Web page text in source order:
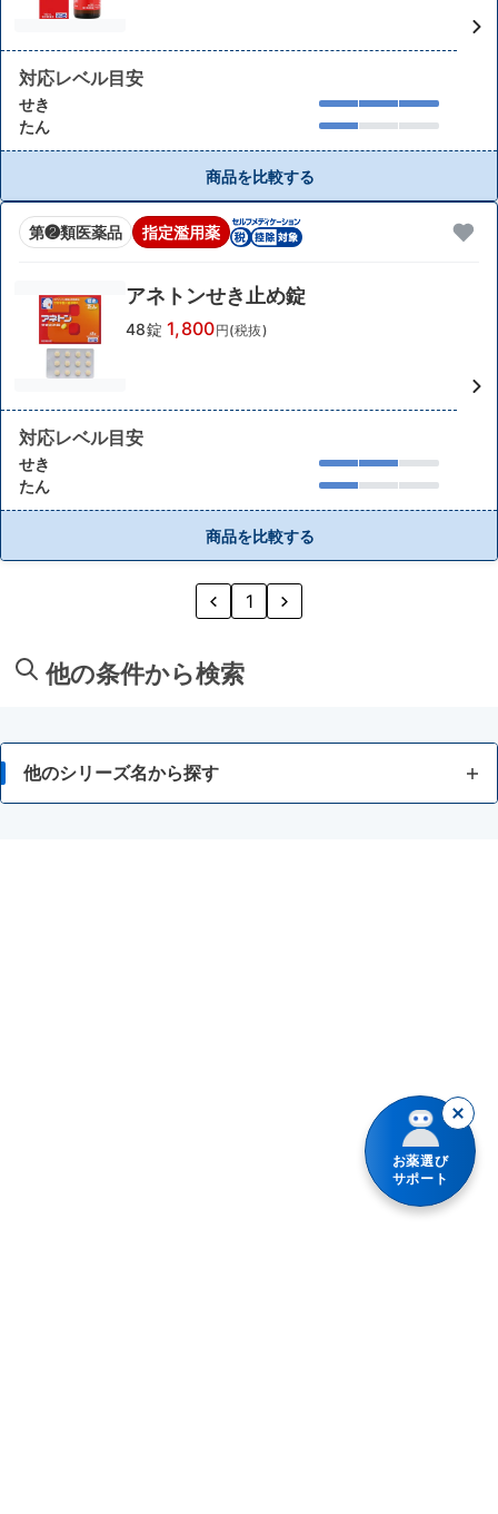
対応レベル目安
せき
たん
商品を比較する
第❷類医薬品 指定濫用薬
アネトンせき止め錠
48錠 1,800円(税抜)
対応レベル目安
せき
たん
商品を比較する
1
他の条件から検索
他のシリーズ名から探す
お薬選び
サポート